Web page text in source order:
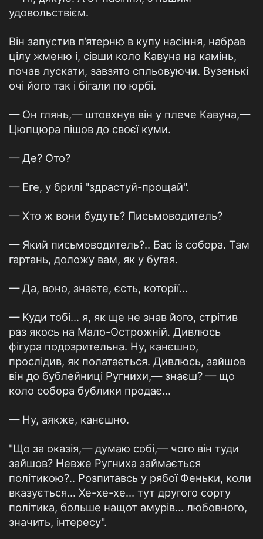
удовольствієм.
Він запустив п’ятерню в купу насіння, набрав
цілу жменю і, сівши коло Кавуна на камінь,
почав лускати, завзято спльовуючи. Вузенькі
очі його так і бігали по юрбі.
— Он глянь,— штовхнув він у плече Кавуна,—
Цюпцюра пішов до своєї куми.
— Де? Ото?
— Еге, у брилі "здрастуй-прощай".
— Хто ж вони будуть? Письмоводитель?
— Який письмоводитель?.. Бас із собора. Там
гартань, доложу вам, як у бугая.
— Да, воно, знаєте, єсть, которії...
— Куди тобі... я, як ще не знав його, стрітив
раз якось на Мало-Острожній. Дивлюсь
фігура подозрительна. Ну, канєшно,
прослідив, як полатається. Дивлюсь, зайшов
він до бублейниці Ругнихи,— знаєш? — що
коло собора бублики продає...
— Ну, аякже, канєшно.
"Що за оказія,— думаю собі,— чого він туди
зайшов? Невже Ругниха займається
політикою?.. Розпитавсь у рябої Феньки, коли
вказується... Хе-хе-хе... тут другого сорту
політика, больше нащот амурів... любовного,
значить, інтересу".